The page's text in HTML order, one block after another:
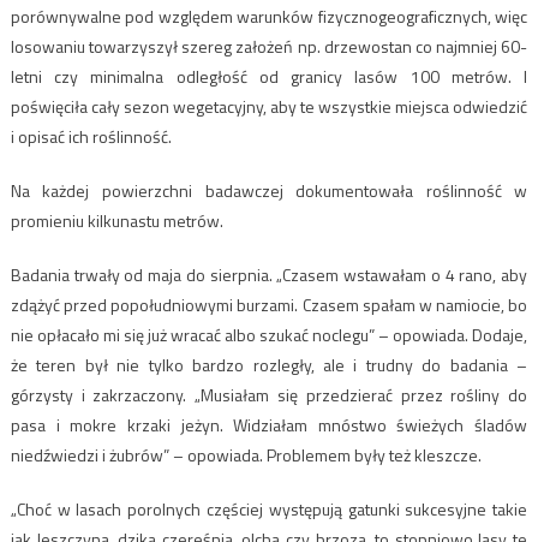
porównywalne pod względem warunków fizycznogeograficznych, więc
losowaniu towarzyszył szereg założeń np. drzewostan co najmniej 60-
letni czy minimalna odległość od granicy lasów 100 metrów. I
poświęciła cały sezon wegetacyjny, aby te wszystkie miejsca odwiedzić
i opisać ich roślinność.
Na każdej powierzchni badawczej dokumentowała roślinność w
promieniu kilkunastu metrów.
Badania trwały od maja do sierpnia. „Czasem wstawałam o 4 rano, aby
zdążyć przed popołudniowymi burzami. Czasem spałam w namiocie, bo
nie opłacało mi się już wracać albo szukać noclegu” – opowiada. Dodaje,
że teren był nie tylko bardzo rozległy, ale i trudny do badania –
górzysty i zakrzaczony. „Musiałam się przedzierać przez rośliny do
pasa i mokre krzaki jeżyn. Widziałam mnóstwo świeżych śladów
niedźwiedzi i żubrów” – opowiada. Problemem były też kleszcze.
„Choć w lasach porolnych częściej występują gatunki sukcesyjne takie